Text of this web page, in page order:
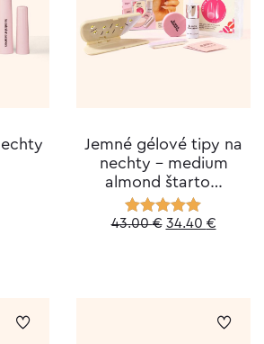
Jemné gélové tipy na
nechty – medium
almond štarto…
Hodnotenie
43.00€ Original
34.40 €